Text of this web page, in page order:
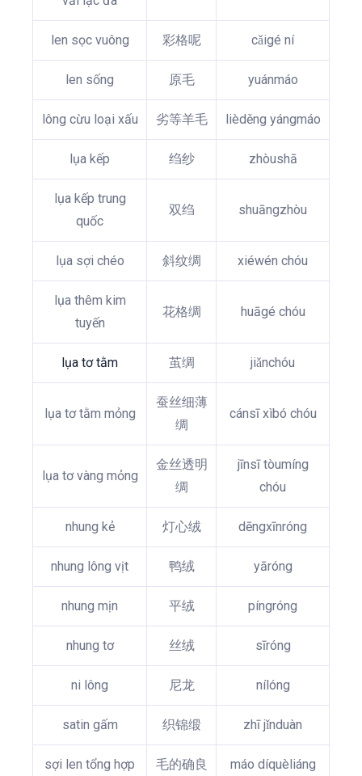
len sọc vuông 彩格呢 cǎigé ní
len sống 原毛 yuánmáo
lông cừu loại xấu 劣等羊毛 lièděng yángmáo
lụa kếp 绉纱 zhòushā
lụa kếp trung
quốc
双绉 shuāngzhòu
lụa sợi chéo 斜纹绸 xiéwén chóu
lụa thêm kim
tuyến
花格绸 huāgé chóu
lụa tơ tằm 茧绸 jiǎnchóu
lụa tơ tằm mỏng
蚕丝细薄
绸
cánsī xìbó chóu
lụa tơ vàng mỏng
金丝透明
绸
jīnsī tòumíng
chóu
nhung kẻ 灯心绒 dēngxīnróng
nhung lông vịt 鸭绒 yāróng
nhung mịn 平绒 píngróng
nhung tơ 丝绒 sīróng
ni lông 尼龙 nílóng
satin gấm 织锦缎 zhī jǐnduàn
sợi len tổng hợp 毛的确良 máo díquèliáng